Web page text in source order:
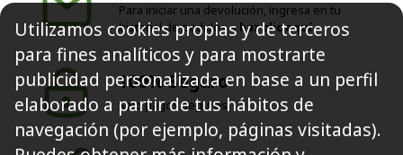
Para iniciar una devolución, ingresa en tu
historial de pedidos o haz clic aquí
100% Seguro
Solo pagos seguros
Utilizamos cookies propias y de terceros
para fines analíticos y para mostrarte
publicidad personalizada en base a un perfil
elaborado a partir de tus hábitos de
navegación (por ejemplo, páginas visitadas).